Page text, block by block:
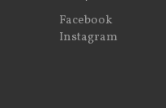
Facebook
Instagram